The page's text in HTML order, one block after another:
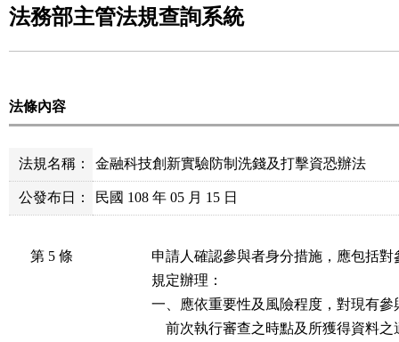
法務部主管法規查詢系統
法條內容
法規名稱： 金融科技創新實驗防制洗錢及打擊資恐辦法
公發布日： 民國 108 年 05 月 15 日
第 5 條
申請人確認參與者身分措施，應包括
規定辦理：
一、應依重要性及風險程度，對現有
前次執行審查之時點及所獲得資料